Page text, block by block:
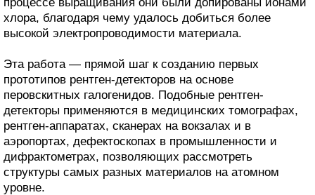
хлора, благодаря чему удалось добиться более
высокой электропроводимости материала.
Эта работа — прямой шаг к созданию первых
прототипов рентген-детекторов на основе
перовскитных галогенидов. Подобные рентген-
детекторы применяются в медицинских томографах,
рентген-аппаратах, сканерах на вокзалах и в
аэропортах, дефектоскопах в промышленности и
дифрактометрах, позволяющих рассмотреть
структуры самых разных материалов на атомном
уровне.